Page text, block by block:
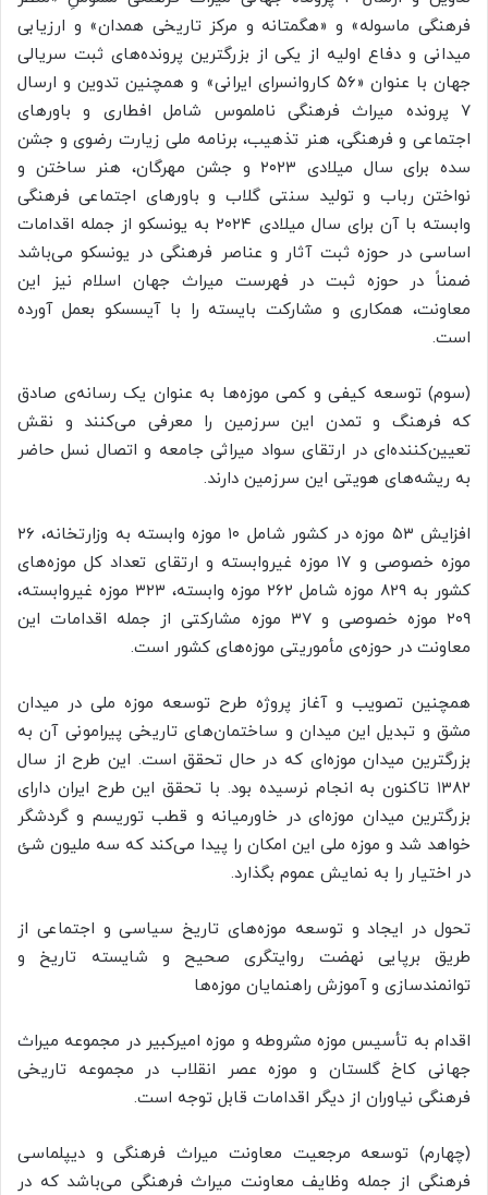
فرهنگی ماسوله» و «هگمتانه و مرکز تاریخی همدان» و ارزیابی
میدانی و دفاع اولیه از یکی از بزرگترین پرونده‌های ثبت سریالی
جهان با عنوان «۵۶ کاروانسرای ایرانی» و همچنین تدوین و ارسال
۷ پرونده میراث فرهنگی ناملموس شامل افطاری و باورهای
اجتماعی و فرهنگی، هنر تذهیب، برنامه ملی زیارت رضوی و جشن
سده برای سال میلادی ۲۰۲۳ و جشن مهرگان، هنر ساختن و
نواختن رباب و تولید سنتی گلاب و باورهای اجتماعی فرهنگی
وابسته با آن برای سال میلادی ۲۰۲۴ به یونسکو از جمله اقدامات
اساسی در حوزه ثبت آثار و عناصر فرهنگی در یونسکو می‌باشد
ضمناً در حوزه ثبت در فهرست میراث جهان اسلام نیز این
معاونت، همکاری و مشارکت بایسته را باآیسسکو بعمل آورده
است.
(سوم) توسعه کیفی و کمی موزه‌ها به عنوان یک رسانه‌ی صادق
که فرهنگ و تمدن این سرزمین را معرفی می‌کنند و نقش
تعیین‌کننده‌ای در ارتقای سواد میراثی جامعه و اتصال نسل حاضر
به ریشه‌های هویتی این سرزمین دارند.
افزایش ۵۳ موزه در کشور شامل ۱۰ موزه وابسته به وزارتخانه، ۲۶
موزه خصوصی و ۱۷ موزه غیروابسته و ارتقای تعداد کل موزه‌های
کشور به ۸۲۹ موزه شامل ۲۶۲ موزه وابسته، ۳۲۳ موزه غیروابسته،
۲۰۹ موزه خصوصی و ۳۷ موزه مشارکتی از جمله اقدامات این
معاونت در حوزه‌ی مأموریتی موزه‌های کشور است.
همچنین تصویب و آغاز پروژه طرح توسعه موزه ملی در میدان
مشق و تبدیل این میدان و ساختمان‌های تاریخی پیرامونی آن به
بزرگترین میدان موزه‌ای که در حال تحقق است. این طرح از سال
۱۳۸۲ تاکنون به انجام نرسیده بود. با تحقق این طرح ایران دارای
بزرگترین میدان موزه‌ای در خاورمیانه و قطب توریسم و گردشگر
خواهد شد و موزه ملی این امکان را پیدا می‌کند که سه ملیون شئ
در اختیار را به نمایش عموم بگذارد.
تحول در ایجاد و توسعه موزه‌های تاریخ سیاسی و اجتماعی از
طریق برپایی نهضت روایتگری صحیح و شایسته تاریخ و
توانمندسازی و آموزش راهنمایان موزه‌ها
اقدام به تأسیس موزه مشروطه و موزه امیرکبیر در مجموعه میراث
جهانی کاخ گلستان و موزه عصر انقلاب در مجموعه تاریخی
فرهنگی نیاوران از دیگر اقدامات قابل توجه است.
(چهارم) توسعه مرجعیت معاونت میراث فرهنگی و دیپلماسی
فرهنگی از جمله وظایف معاونت میراث فرهنگی می‌باشد که در